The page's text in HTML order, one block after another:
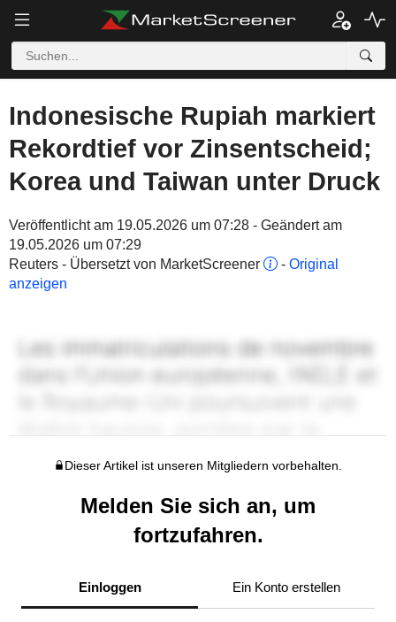
Indonesische Rupiah markiert
Rekordtief vor Zinsentscheid;
Korea und Taiwan unter Druck
Veröffentlicht am 19.05.2026 um 07:28 - Geändert am
19.05.2026 um 07:29
Reuters - Übersetzt von MarketScreener
- Original
anzeigen
Dieser Artikel ist unseren Mitgliedern vorbehalten.
Melden Sie sich an, um
fortzufahren.
Einloggen Ein Konto erstellen